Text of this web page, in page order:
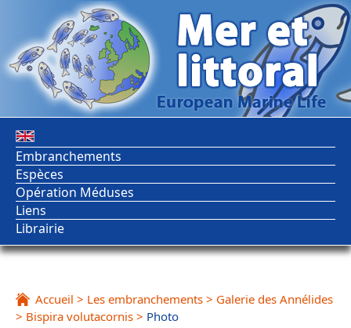
Embranchements
Espèces
Opération Méduses
Liens
Librairie
Accueil > Les embranchements > Galerie des Annélides
> Bispira volutacornis > Photo